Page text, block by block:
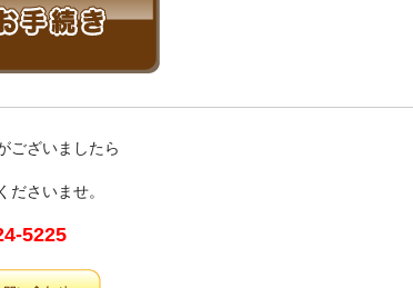
ございましたら
ださいませ。
5225